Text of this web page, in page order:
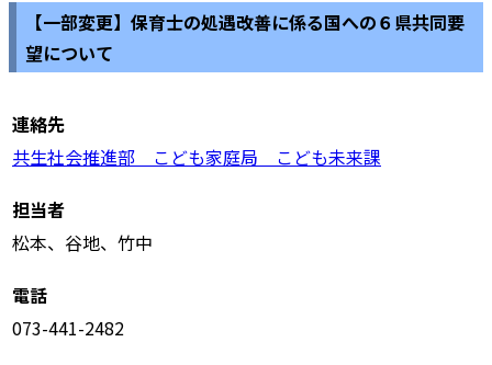
【一部変更】保育士の処遇改善に係る国への６県共同要
望について
連絡先
共生社会推進部 こども家庭局 こども未来課
担当者
松本、谷地、竹中
電話
073-441-2482